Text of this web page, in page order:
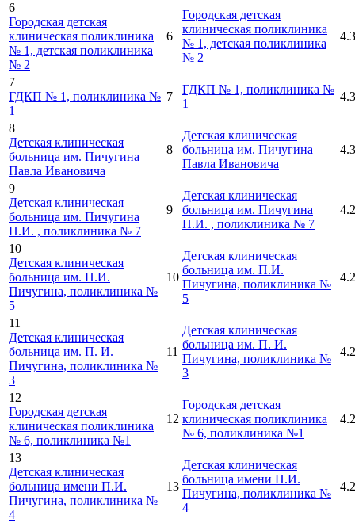
6
Городская детская
клиническая поликлиника
№ 1, детская поликлиника
№ 2
6
Городская детская
клиническая поликлиника
№ 1, детская поликлиника
№ 2
4.3
7
ГДКП № 1, поликлиника №
1
7
ГДКП № 1, поликлиника №
1
4.3
8
Детская клиническая
больница им. Пичугина
Павла Ивановича
8
Детская клиническая
больница им. Пичугина
Павла Ивановича
4.3
9
Детская клиническая
больница им. Пичугина
П.И. , поликлиника № 7
9
Детская клиническая
больница им. Пичугина
П.И. , поликлиника № 7
4.2
10
Детская клиническая
больница им. П.И.
Пичугина, поликлиника №
5
10
Детская клиническая
больница им. П.И.
Пичугина, поликлиника №
5
4.2
11
Детская клиническая
больница им. П. И.
Пичугина, поликлиника №
3
11
Детская клиническая
больница им. П. И.
Пичугина, поликлиника №
3
4.2
12
Городская детская
клиническая поликлиника
№ 6, поликлиника №1
12
Городская детская
клиническая поликлиника
№ 6, поликлиника №1
4.2
13
Детская клиническая
больница имени П.И.
Пичугина, поликлиника №
4
13
Детская клиническая
больница имени П.И.
Пичугина, поликлиника №
4
4.2